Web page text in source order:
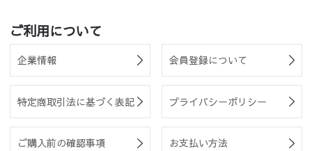
ご利用について
企業情報 会員登録について
特定商取引法に基づく表記 プライバシーポリシー
ご購入前の確認事項 お支払い方法